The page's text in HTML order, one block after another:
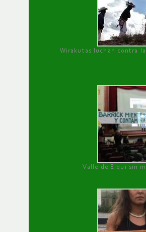
Wirakutas luchan contra
Valle de Elqui sin